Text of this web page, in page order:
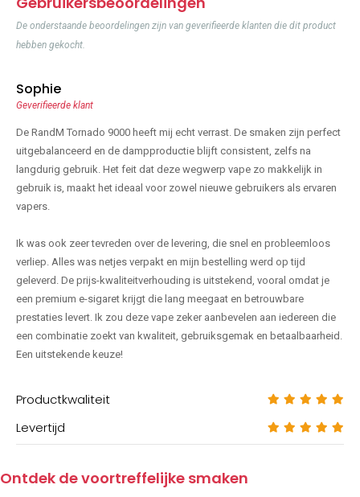
De onderstaande beoordelingen zijn van geverifieerde klanten die dit product
hebben gekocht.
Sophie
Geverifieerde klant
De RandM Tornado 9000 heeft mij echt verrast. De smaken zijn perfect
uitgebalanceerd en de dampproductie blijft consistent, zelfs na
langdurig gebruik. Het feit dat deze wegwerp vape zo makkelijk in
gebruik is, maakt het ideaal voor zowel nieuwe gebruikers als ervaren
vapers.
Ik was ook zeer tevreden over de levering, die snel en probleemloos
verliep. Alles was netjes verpakt en mijn bestelling werd op tijd
geleverd. De prijs-kwaliteitverhouding is uitstekend, vooral omdat je
een premium e-sigaret krijgt die lang meegaat en betrouwbare
prestaties levert. Ik zou deze vape zeker aanbevelen aan iedereen die
een combinatie zoekt van kwaliteit, gebruiksgemak en betaalbaarheid.
Een uitstekende keuze!
Productkwaliteit
Levertijd
Ontdek de voortreffelijke smaken